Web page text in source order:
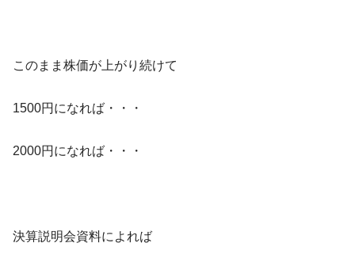
このまま株価が上がり続けて
1500円になれば・・・
2000円になれば・・・
決算説明会資料によれば